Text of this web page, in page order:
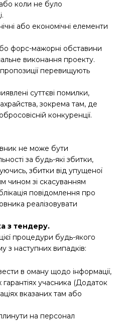
коли не було
або економічні елементи
форс-мажорні обставини
виконання проекту.
перевищують
суттєві помилки,
зокрема там, де
конкуренції.
не може бути
за будь-які збитки,
збитки від упущеної
чином зі скасуванням
повідомлення про
реалізовувати
з тендеру.
процедури будь-якого
з наступних випадків:
в оману щодо інформації,
учасника (Додаток
вказаних там або
на персонал